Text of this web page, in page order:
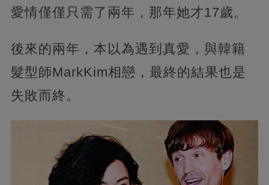
愛情僅僅只需了兩年，那年她才17歲。
後來的兩年，本以為遇到真愛，與韓籍
髮型師MarkKim相戀，最終的結果也是
失敗而終。